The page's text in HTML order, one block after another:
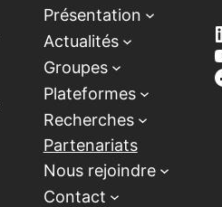
Présentation
Actualités
Groupes
Plateformes
Recherches
Partenariats
Nous rejoindre
Contact